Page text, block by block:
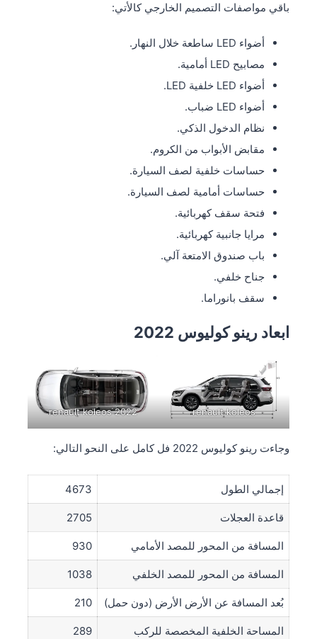
باقي مواصفات التصميم الخارجي كالأتي:
أضواء LED ساطعة خلال النهار.
مصابيح LED أمامية.
أضواء LED خلفية LED.
أضواء LED ضباب.
نظام الدخول الذكي.
مقابض الأبواب من الكروم.
حساسات خلفية لصف السيارة.
حساسات أمامية لصف السيارة.
فتحة سقف كهربائية.
مرايا جانبية كهربائية.
باب صندوق الامتعة آلي.
جناح خلفي.
سقف بانوراما.
ابعاد رينو كوليوس 2022
renault koleos
renault koleos 2022
وجاءت رينو كوليوس 2022 فل كامل على النحو التالي:
إجمالي الطول 4673
قاعدة العجلات 2705
المسافة من المحور للمصد الأمامي 930
المسافة من المحور للمصد الخلفي 1038
بُعد المسافة عن الأرض الأرض (دون حمل) 210
المساحة الخلفية المخصصة للركب 289